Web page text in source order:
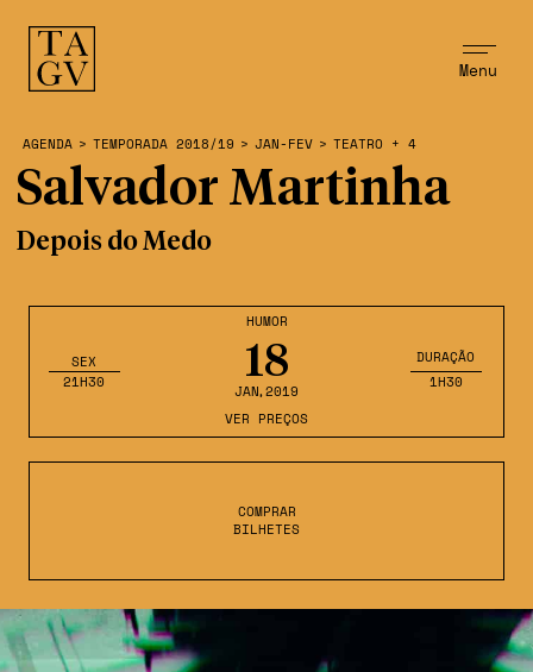
Menu
HUMOR
18
JAN,2019
SEX
21H30
DURAÇÃO
1H30
VER PREÇOS
COMPRAR
BILHETES
AGENDA > TEMPORADA 2018/19 > JAN-FEV > TEATRO + 4
Salvador Martinha
Depois do Medo